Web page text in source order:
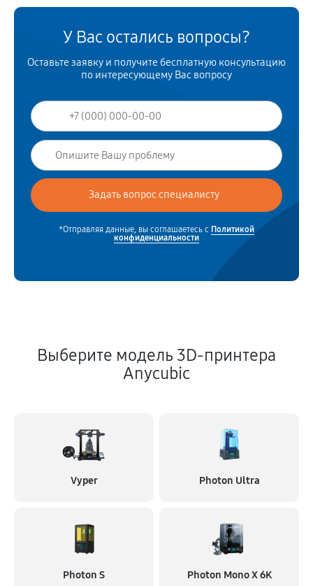
У Вас остались вопросы?
Оставьте заявку и получите бесплатную консультацию
по интересующему Вас вопросу
*Отправляя данные, вы соглашаетесь с Политикой
конфиденциальности
Выберите модель 3D-принтера
Anycubic
Vyper Photon Ultra
Photon S Photon Mono X 6K